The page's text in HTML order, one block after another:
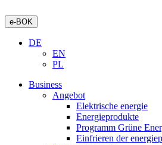
e-BOK
DE
EN
PL
Business
Angebot
Elektrische energie
Energieprodukte
Programm Grüne
Einfrieren der